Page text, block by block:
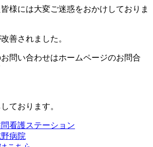
様には大変ご迷惑をおかけしておりま
善されました。
問い合わせはホームページのお問合
ております。